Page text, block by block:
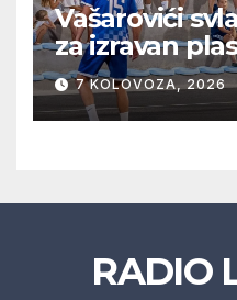
Vašarovići
za izravan
četvrtfinale,
prolazak
večeras
7 KOLOVOZA, 2026
RADIO